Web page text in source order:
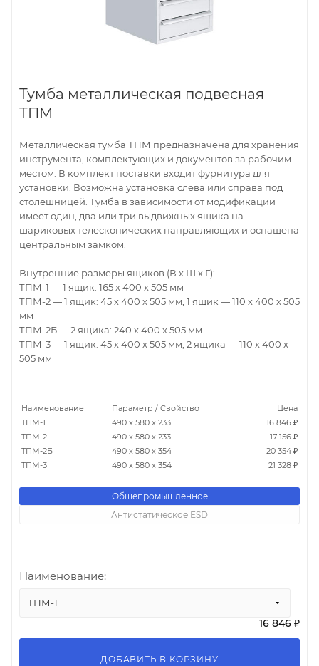
Тумба металлическая подвесная
ТПМ
Металлическая тумба ТПМ предназначена для хранения
инструмента, комплектующих и документов за рабочим
местом. В комплект поставки входит фурнитура для
установки. Возможна установка слева или справа под
столешницей. Тумба в зависимости от модификации
имеет один, два или три выдвижных ящика на
шариковых телескопических направляющих и оснащена
центральным замком.
Внутренние размеры ящиков (В х Ш х Г):
ТПМ-1 — 1 ящик: 165 х 400 х 505 мм
ТПМ-2 — 1 ящик: 45 х 400 х 505 мм, 1 ящик — 110 х 400 х 505
мм
ТПМ-2Б — 2 ящика: 240 х 400 х 505 мм
ТПМ-3 — 1 ящик: 45 х 400 х 505 мм, 2 ящика — 110 х 400 х
505 мм
Наименование Параметр / Свойство
Цена
ТПМ-1
490 х 580 х 233
16 846 ₽
ТПМ-2
490 х 580 х 233
17 156 ₽
ТПМ-2Б
490 х 580 х 354
20 354 ₽
ТПМ-3
490 х 580 х 354 21 328 ₽
Общепромышленное
Антистатическое ESD
Наименование:
ТПМ-1
16 846 ₽
ДОБАВИТЬ В КОРЗИНУ